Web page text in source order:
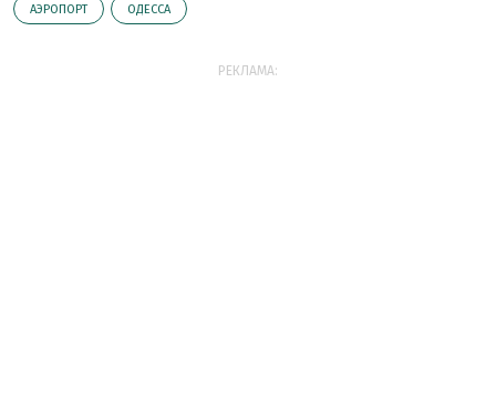
АЭРОПОРТ ОДЕССА
РЕКЛАМА: